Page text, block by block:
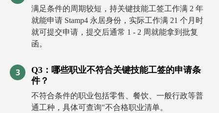
满足条件的周期较短，持关键技能工签工作满 2 年
就能申请 Stamp4 永居身份，实际工作满 21 个月时
就可提交申请，提交后通常 1 - 2 周就能拿到批复
函。
3
Q3：哪些职业不符合关键技能工签的申请条
件？
不符合条件的职业包括零售、餐饮、一般行政等普
通工种，具体可查询"不合格职业清单。